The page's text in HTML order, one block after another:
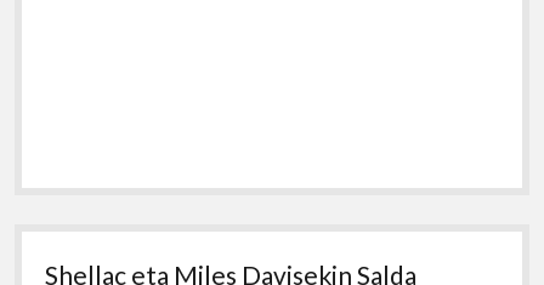
Shellac eta Miles Davisekin Salda